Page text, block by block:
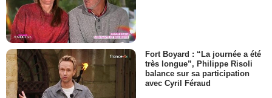
Fort Boyard : “La journée a été
très longue”, Philippe Risoli
balance sur sa participation
avec Cyril Féraud